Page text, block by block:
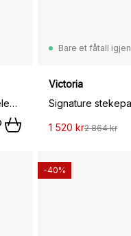
Victoria stekepanne støpejern enameled, Ø16 cm
Bare et fåtall igjen
Victoria
1 520 kr2 864 kr
-40%